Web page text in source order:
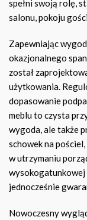
spełni swoją rolę,
salonu, pokoju
Zapewniając
okazjonalnego
został
użytkowania.
dopasowanie
meblu to czysta
wygoda, ale także
schowek na
w utrzymaniu
wysokogatunkowej
jednocześnie
Nowoczesny